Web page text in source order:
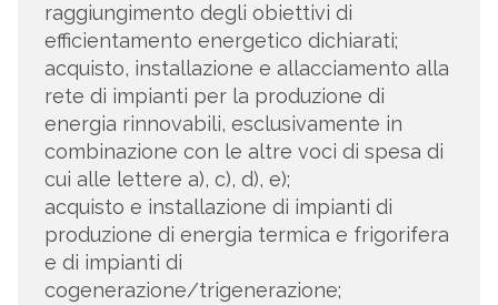
raggiungimento degli obiettivi di
efficientamento energetico dichiarati;
acquisto, installazione e allacciamento alla
rete di impianti per la produzione di
energia rinnovabili, esclusivamente in
combinazione con le altre voci di spesa di
cui alle lettere a), c), d), e);
acquisto e installazione di impianti di
produzione di energia termica e frigorifera
e di impianti di
cogenerazione/trigenerazione;